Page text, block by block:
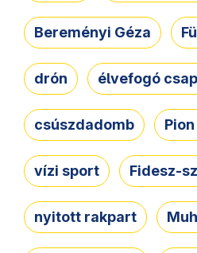
Bereményi Géza
drón élvefogó
csúszdadomb
vízi sport Fidesz-
nyitott rakpart